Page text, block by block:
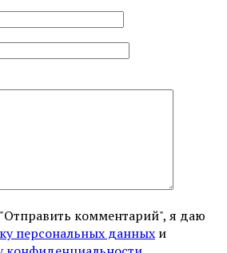
комментарий", я даю
персональных данных и